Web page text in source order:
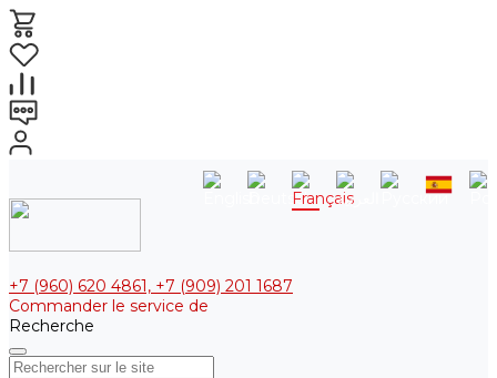
+7 (960) 620 4861, +7 (909) 201 1687
Commander le service de
Recherche